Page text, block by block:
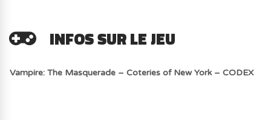
INFOS SUR LE JEU
Vampire: The Masquerade – Coteries of New York – CODEX